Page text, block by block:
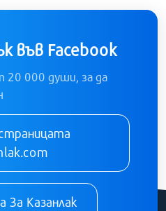
във Facebook
20 000 души, за да
За Казанлак